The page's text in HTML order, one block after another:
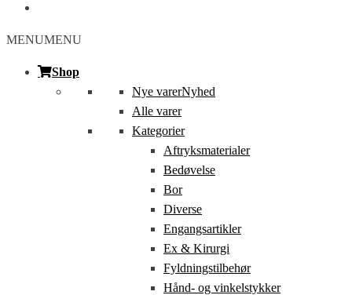
MENUMENU
Shop
Nye varerNyhed
Alle varer
Kategorier
Aftryksmaterialer
Bedøvelse
Bor
Diverse
Engangsartikler
Ex & Kirurgi
Fyldningstilbehør
Hånd- og vinkelstykker